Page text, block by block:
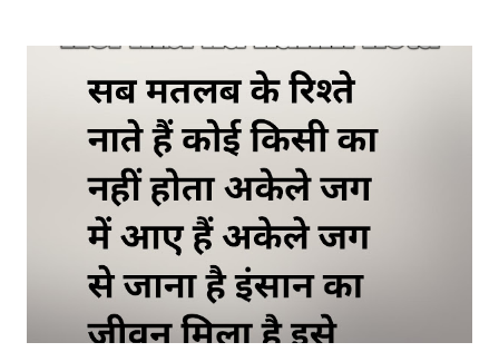
चैन कहां आता है तेरी एक हंसी से हर गम दूर चला जाता है तू मेरी चाहत, तू मेरा
अरमान है अब यह कुछ पल का रिश्ता नहीं है बल्कि उम्र भर का नाता है। 5. लेटेस्ट
लव शायरी इन हिंदी तेरे बिना जिंदगी में सब कुछ अधूरा लगता है तेरी एक हंसी से
सभी मुश्किलें दूर होती है तुम मेरी ख्वा...